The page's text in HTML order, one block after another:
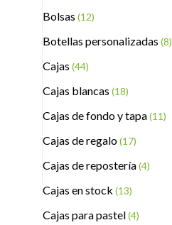
Bolsas (12)
Botellas personalizadas (8)
Cajas (44)
Cajas blancas (18)
Cajas de fondo y tapa(11)
Cajas de regalo(17)
Cajas de repostería(4)
Cajas en stock (13)
Cajas para pastel(4)